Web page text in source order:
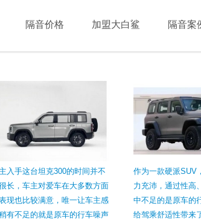
隔音价格 加盟大白鲨 隔音案
入手这台坦克300的时间并不
长，车主对爱车在大多数方面
现也比较满意，唯一让车主感
有不足的就是原车的行车噪声
作为一款硬派SUV
力充沛，通过性高
中不足的是原车的
给驾乘舒适性带来